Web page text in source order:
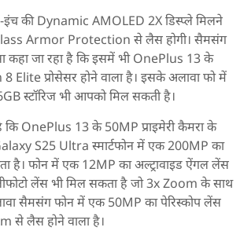
की Dynamic AMOLED 2X डिस्प्ले मिलने
Armor Protection से लैस होगी। सैमसंग
कहा जा रहा है कि इसमें भी OnePlus 13 के
प्रोसेसर होने वाला है। इसके अलावा फो में
स्टॉरिज भी आपको मिल सकती है।
कि OnePlus 13 के 50MP प्राइमेरी कैमरा के
S25 Ultra स्मार्टफोन में एक 200MP का
है। फोन में एक 12MP का अल्ट्रावाइड ऐंगल लेंस
लेंस भी मिल सकता है जो 3x Zoom के साथ
सैमसंग फोन में एक 50MP का पेरिस्कोप लेंस
से लैस होने वाला है।